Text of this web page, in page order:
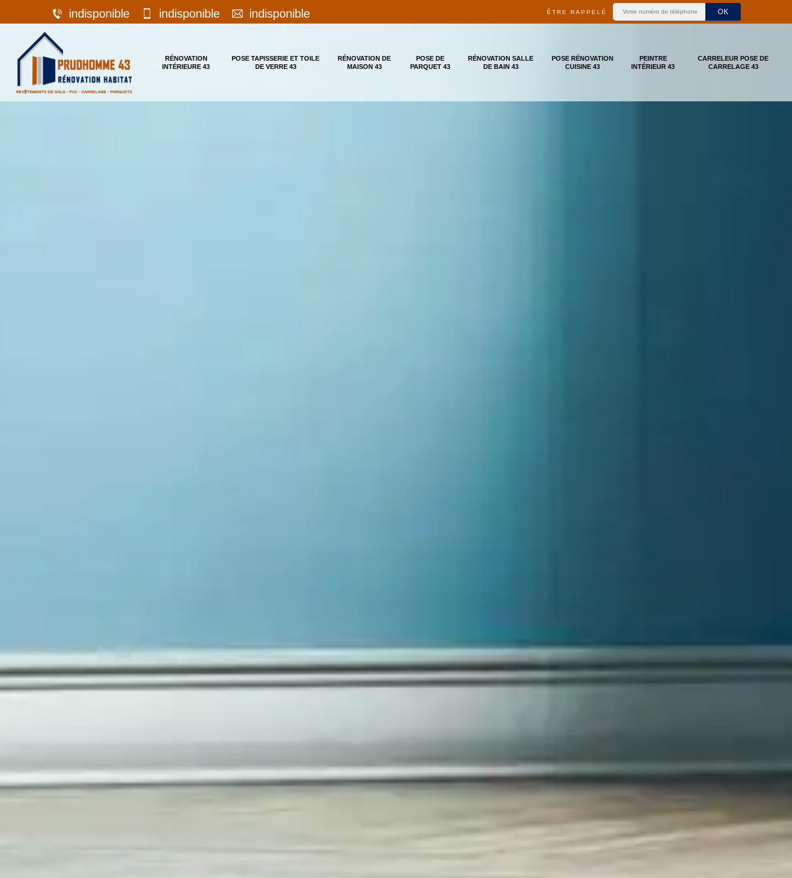
indisponible indisponible indisponible ÊTRE RAPPELÉ
RÉNOVATION
INTÉRIEURE 43
POSE TAPISSERIE ET TOILE
DE VERRE 43
RÉNOVATION DE
MAISON 43
POSE DE
PARQUET 43
RÉNOVATION SALLE
DE BAIN 43
POSE RÉNOVATION
CUISINE 43
PEINTRE
INTÉRIEUR 43
CARRELEUR POSE DE
CARRELAGE 43